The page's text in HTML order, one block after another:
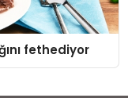
fethediyor